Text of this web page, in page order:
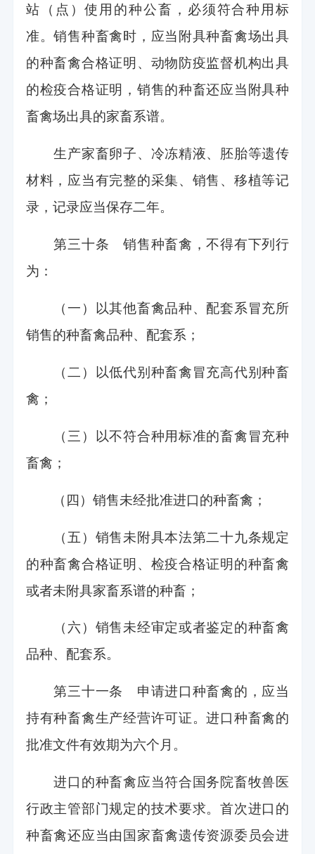
站（点）使用的种公畜，必须符合种用标
准。销售种畜禽时，应当附具种畜禽场出具
的种畜禽合格证明、动物防疫监督机构出具
的检疫合格证明，销售的种畜还应当附具种
畜禽场出具的家畜系谱。
生产家畜卵子、冷冻精液、胚胎等遗传
材料，应当有完整的采集、销售、移植等记
录，记录应当保存二年。
第三十条 销售种畜禽，不得有下列行
为：
（一）以其他畜禽品种、配套系冒充所
销售的种畜禽品种、配套系；
（二）以低代别种畜禽冒充高代别种畜
禽；
（三）以不符合种用标准的畜禽冒充种
畜禽；
（四）销售未经批准进口的种畜禽；
（五）销售未附具本法第二十九条规定
的种畜禽合格证明、检疫合格证明的种畜禽
或者未附具家畜系谱的种畜；
（六）销售未经审定或者鉴定的种畜禽
品种、配套系。
第三十一条 申请进口种畜禽的，应当
持有种畜禽生产经营许可证。进口种畜禽的
批准文件有效期为六个月。
进口的种畜禽应当符合国务院畜牧兽医
行政主管部门规定的技术要求。首次进口的
种畜禽还应当由国家畜禽遗传资源委员会进